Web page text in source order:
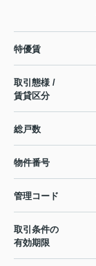
特優賃
取引態様 /
賃貸区分
総戸数
物件番号
管理コード
取引条件の
有効期限